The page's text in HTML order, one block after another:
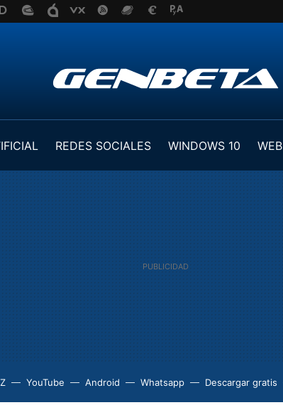
REDES SOCIALES WINDOWS 10 WEB
YouTube Android Whatsapp Descargar gratis